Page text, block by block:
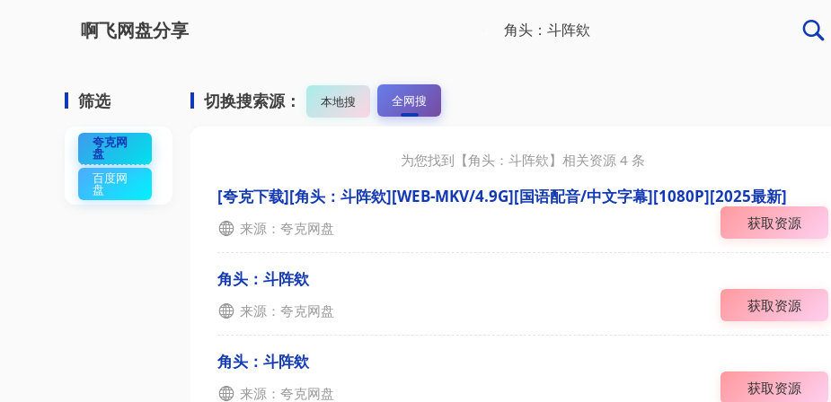
啊飞网盘分享
筛选
夸克网
盘
百度网
盘
切换搜索源： 本地搜 全网搜
为您找到【角头：斗阵欸】相关资源 4 条
[夸克下载][角头：斗阵欸][WEB-MKV/4.9G][国语配音/中文字幕][1080P][2025最新]
来源：夸克网盘 获取资源
角头：斗阵欸
来源：夸克网盘 获取资源
角头：斗阵欸
来源：夸克网盘 获取资源